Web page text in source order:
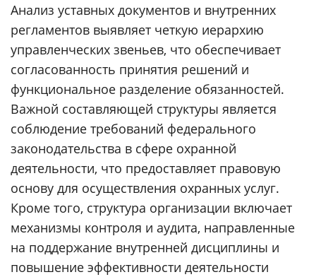
Анализ уставных документов и внутренних
регламентов выявляет четкую иерархию
управленческих звеньев, что обеспечивает
согласованность принятия решений и
функциональное разделение обязанностей.
Важной составляющей структуры является
соблюдение требований федерального
законодательства в сфере охранной
деятельности, что предоставляет правовую
основу для осуществления охранных услуг.
Кроме того, структура организации включает
механизмы контроля и аудита, направленные
на поддержание внутренней дисциплины и
повышение эффективности деятельности